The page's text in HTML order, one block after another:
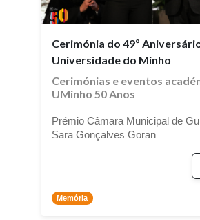
Cerimónia do 49º
Universidade do Minho
Cerimónias e eventos
UMinho 50 Anos
Prémio Câmara Municipal de
Sara Gonçalves Goran
Memória